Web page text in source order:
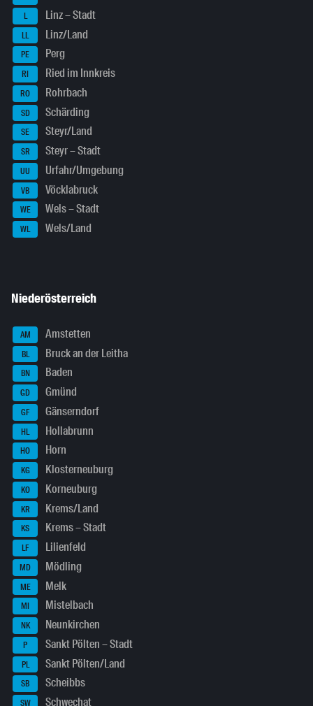
L Linz – Stadt
LL Linz/Land
PE Perg
RI Ried im Innkreis
RO Rohrbach
SD Schärding
SE Steyr/Land
SR Steyr – Stadt
UU Urfahr/Umgebung
VB Vöcklabruck
WE Wels – Stadt
WL Wels/Land
Niederösterreich
AM Amstetten
BL Bruck an der Leitha
BN Baden
GD Gmünd
GF Gänserndorf
HL Hollabrunn
HO Horn
KG Klosterneuburg
KO Korneuburg
KR Krems/Land
KS Krems – Stadt
LF Lilienfeld
MD Mödling
ME Melk
MI Mistelbach
NK Neunkirchen
P Sankt Pölten – Stadt
PL Sankt Pölten/Land
SB Scheibbs
SW Schwechat